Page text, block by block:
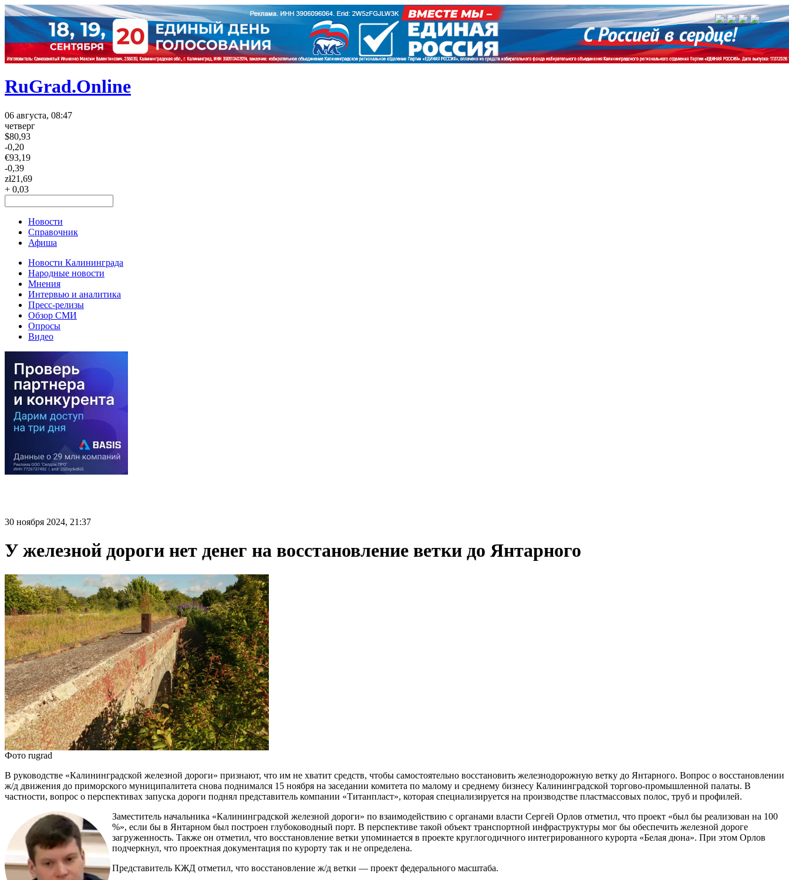
RuGrad.Online
06 августа, 08:47
четверг
$80,93
-0,20
€93,19
-0,39
zł21,69
+ 0,03
Новости
Справочник
Афиша
Новости Калининграда
Народные новости
Мнения
Интервью и аналитика
Пресс-релизы
Обзор СМИ
Опросы
Видео
30 ноября 2024, 21:37
У железной дороги нет денег на восстановление ветки до Янтарного
Фото rugrad
В руководстве «Калининградской железной дороги» признают, что им не хватит средств, чтобы самостоятельно восстановить железнодорожную ветку до Янтарного. Вопрос о восстановлении
ж/д движения до приморского муниципалитета снова поднимался 15 ноября на заседании комитета по малому и среднему бизнесу Калининградской торгово-промышленной палаты. В
частности, вопрос о перспективах запуска дороги поднял представитель компании «Титанпласт», которая специализируется на производстве пластмассовых полос, труб и профилей.
Заместитель начальника «Калининградской железной дороги» по взаимодействию с органами власти Сергей Орлов отметил, что проект «был бы реализован на 100
%», если бы в Янтарном был построен глубоководный порт. В перспективе такой объект транспортной инфраструктуры мог бы обеспечить железной дороге
загруженность. Также он отметил, что восстановление ветки упоминается в проекте круглогодичного интегрированного курорта «Белая дюна». При этом Орлов
подчеркнул, что проектная документация по курорту так и не определена.
Представитель КЖД отметил, что восстановление ж/д ветки — проект федерального масштаба.